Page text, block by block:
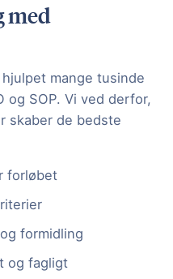
med
mange tusinde
og SOP. Vi ved derfor,
skaber de bedste
forløbet
formidling
og fagligt